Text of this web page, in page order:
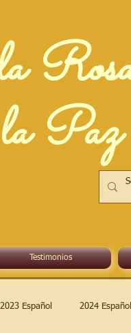
Paz
Testimonios
2023 Español 2024 Español